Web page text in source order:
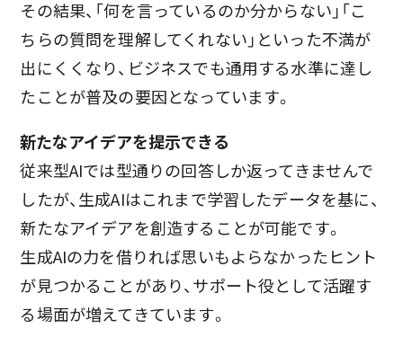
その結果、「何を言っているのか分からない」「こ
ちらの質問を理解してくれない」といった不満が
出にくくなり、ビジネスでも通用する水準に達し
たことが普及の要因となっています。
新たなアイデアを提示できる
従来型AIでは型通りの回答しか返ってきませんで
したが、生成AIはこれまで学習したデータを基に、
新たなアイデアを創造することが可能です。
生成AIの力を借りれば思いもよらなかったヒント
が見つかることがあり、サポート役として活躍す
る場面が増えてきています。